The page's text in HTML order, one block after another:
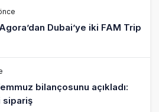
Dubai’ye iki FAM Trip
bilançosunu açıkladı:
sipariş